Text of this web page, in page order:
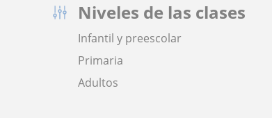
Niveles de las clases
Infantil y preescolar
Primaria
Adultos